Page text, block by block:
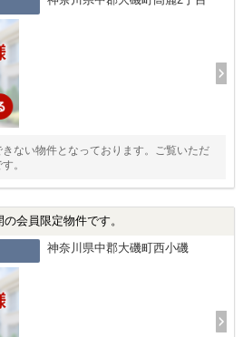
ない物件となっております。ご覧いただ
。
会員限定物件です。
神奈川県中郡大磯町西小磯